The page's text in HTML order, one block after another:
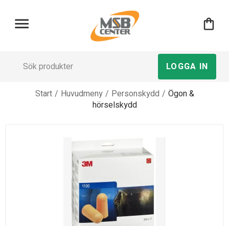
menu shopping_bag
LOGGA IN
Start / Huvudmeny / Personskydd / Ögon &
hörselskydd